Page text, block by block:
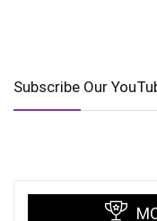
Subscribe Our